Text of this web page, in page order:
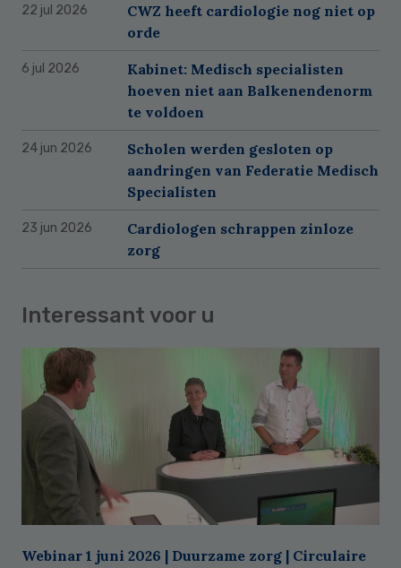
22 jul 2026
CWZ heeft cardiologie nog niet op
orde
6 jul 2026
Kabinet: Medisch specialisten
hoeven niet aan Balkenendenorm
te voldoen
24 jun 2026
Scholen werden gesloten op
aandringen van Federatie Medisch
Specialisten
23 jun 2026
Cardiologen schrappen zinloze
zorg
Interessant voor u
Webinar 1 juni 2026 | Duurzame zorg | Circulaire